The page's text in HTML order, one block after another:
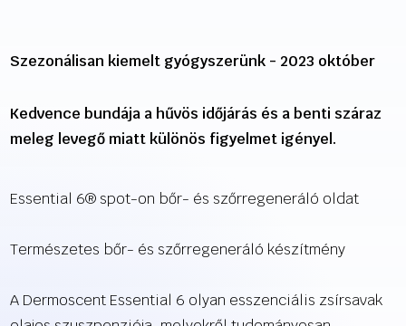
Szezonálisan kiemelt gyógyszerünk - 2023 október
Kedvence bundája a hűvös időjárás és a benti száraz
meleg levegő miatt különös figyelmet igényel.
Essential 6® spot-on bőr- és szőrregeneráló oldat
Természetes bőr- és szőrregeneráló készítmény
A Dermoscent Essential 6 olyan esszenciális zsírsavak